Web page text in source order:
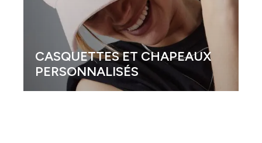
CASQUETTES ET CHAPEAUX
PERSONNALISÉS